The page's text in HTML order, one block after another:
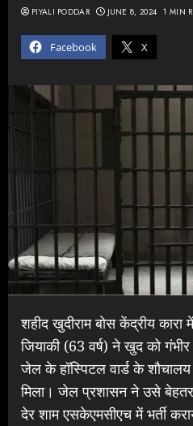
Facebook X
PIYALI PODDAR JUNE 8, 2024 1 MIN
शहीद खुदीराम बोस केंद्रीय कारा
जियाकी (63 वर्ष) ने खुद को
जेल के हॉस्पिटल वार्ड के
मिला। जेल प्रशासन ने उसे
देर शाम एसकेएमसीएच में भर्ती